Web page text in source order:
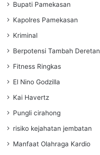
Bupati Pamekasan
Kapolres Pamekasan
Kriminal
Berpotensi Tambah
Fitness Ringkas
El Nino Godzilla
Kai Havertz
Pungli cirahong
risiko kejahatan jembatan
Manfaat Olahraga Kardio